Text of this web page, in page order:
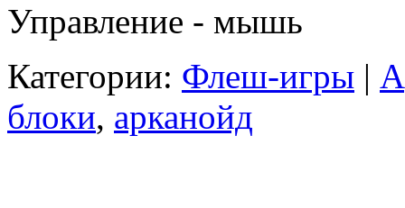
Управление - мышь
Категории: Флеш-игры |
блоки, арканойд